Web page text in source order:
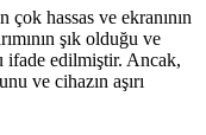
hassas ve ekranının
şık olduğu ve
ifade edilmiştir. Ancak,
ve cihazın aşırı